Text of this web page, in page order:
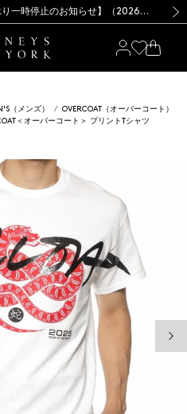
新規登録のお客様も対象！＜MY BARNEYS＞会員のお客様は11,000円（税込）以上のお買上げで常時送料無料！お買い物の際は会員登録を！
停止のお知らせ】(2026.8.7) 【オンラインストア カスタマーセンター夏季休業に関するお知らせ】（2026.8.7）【夏季休業に伴う返品・交換承り一時停止のお知らせ】（2026.8.5）
によるお荷物のお届けについて
のご案内・ご注意事項 新規登録のお客様も対象！＜MY BARNEYS＞会員のお客様は11,000円（税込）以上のお買上げで常時送料無料！お買い物の際は会員登録を！
停止のお知らせ】(2026.8.7)
（メンズ）
OVERCOAT（オーバーコート）
＜オーバーコート＞ プリントTシャツ